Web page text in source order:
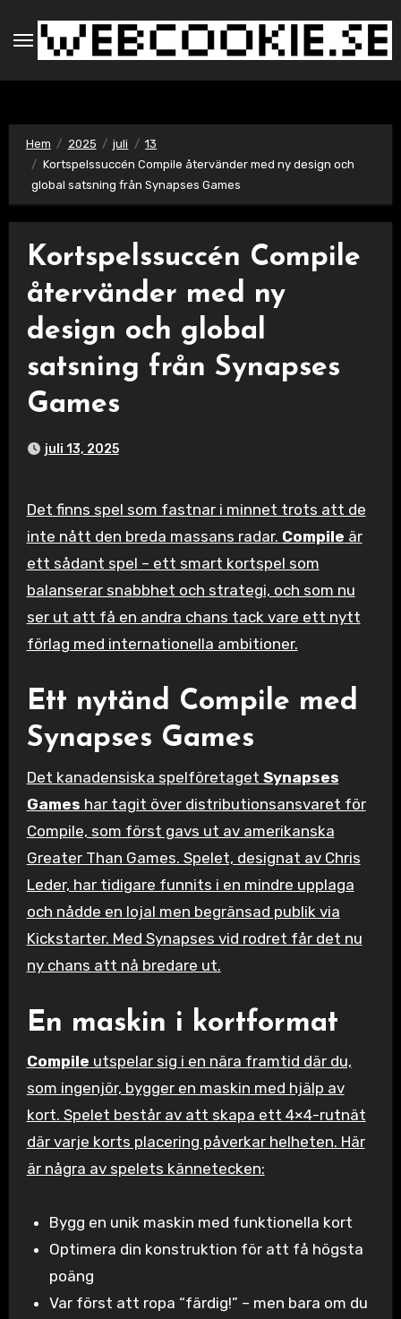
till
innehåll
Hem 2025 juli
13
Kortspelssuccén Compile återvänder med ny design och
global satsning från Synapses Games
Kortspelssuccén Compile
återvänder med ny
design och global
satsning från Synapses
Games
juli 13, 2025
Det finns spel som fastnar i minnet trots att de
inte nått den breda massans radar. Compile är
ett sådant spel – ett smart kortspel som
balanserar snabbhet och strategi, och som nu
ser ut att få en andra chans tack vare ett nytt
förlag med internationella ambitioner.
Ett nytänd Compile med
Synapses Games
Det kanadensiska spelföretaget Synapses
Games har tagit över distributionsansvaret för
Compile, som först gavs ut av amerikanska
Greater Than Games. Spelet, designat av Chris
Leder, har tidigare funnits i en mindre upplaga
och nådde en lojal men begränsad publik via
Kickstarter. Med Synapses vid rodret får det nu
ny chans att nå bredare ut.
En maskin i kortformat
Compile utspelar sig i en nära framtid där du,
som ingenjör, bygger en maskin med hjälp av
kort. Spelet består av att skapa ett 4×4-rutnät
där varje korts placering påverkar helheten. Här
är några av spelets kännetecken:
Bygg en unik maskin med funktionella kort
Optimera din konstruktion för att få högsta
poäng
Var först att ropa “färdig!” – men bara om du